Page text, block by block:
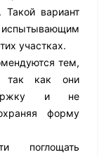
вариант
испытывающим
участках.
тем,
так как они
и не
форму
поглощать